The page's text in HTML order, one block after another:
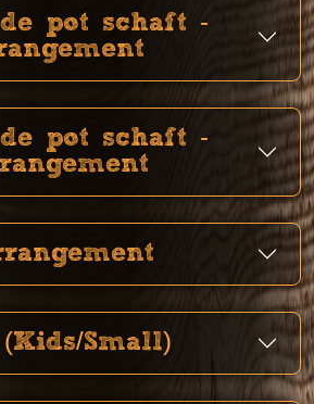
pot schaft -
pot schaft -
Small)